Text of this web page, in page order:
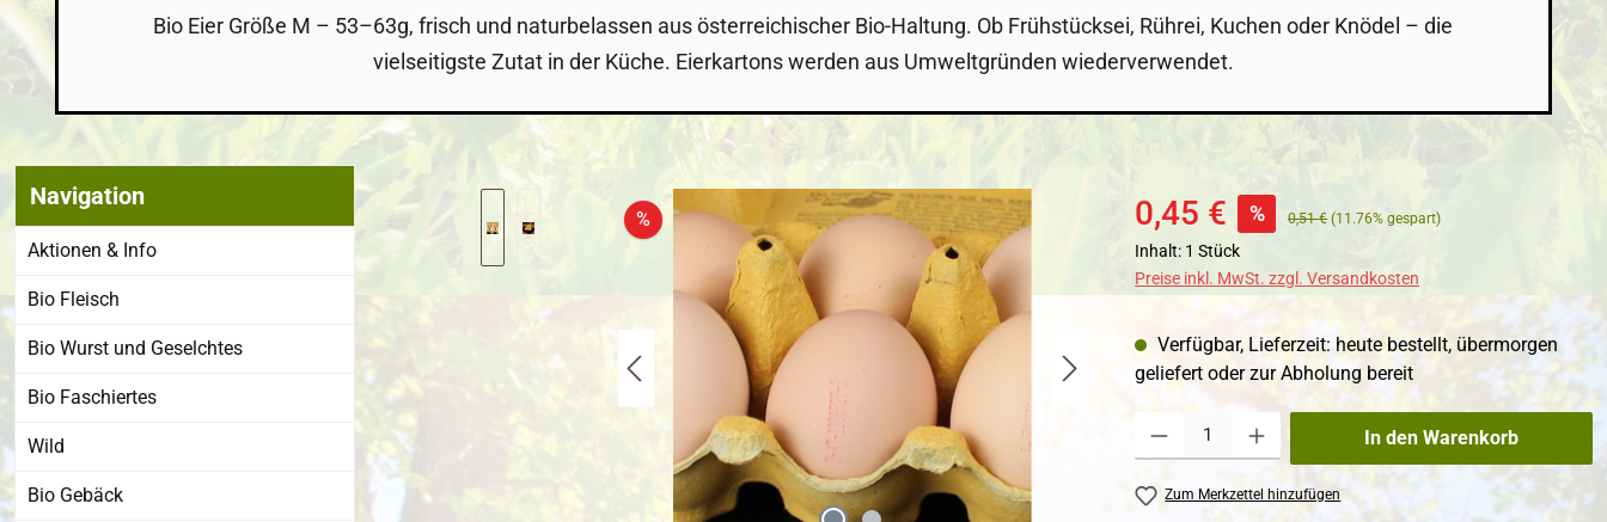
Bio Eier Größe M – 53–63g, frisch und naturbelassen aus österreichischer Bio-Haltung. Ob Frühstücksei, Rührei, Kuchen oder Knödel – die
vielseitigste Zutat in der Küche. Eierkartons werden aus Umweltgründen wiederverwendet.
Navigation
Aktionen & Info
Bio Fleisch
Bio Wurst und Geselchtes
Bio Faschiertes
Wild
Bio Gebäck
Bildergalerie überspringen
% Rabatt 0,45 € % 0,51 € (11.76% gespart)
Inhalt: 1 Stück
Preise inkl. MwSt. zzgl. Versandkosten
Verfügbar, Lieferzeit: heute bestellt, übermorgen
geliefert oder zur Abholung bereit
Produkt Anzahl: Gib den gewünschten Wert ein oder benutze die
In den Warenkorb
Zum Merkzettel hinzufügen